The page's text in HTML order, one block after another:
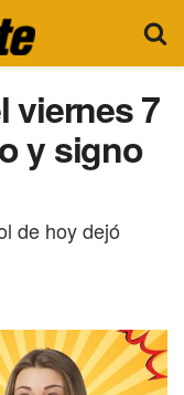
viernes 7
y signo
de hoy dejó